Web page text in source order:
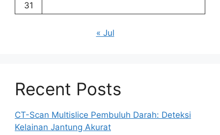
31
« Jul
Recent Posts
CT-Scan Multislice Pembuluh Darah: Deteksi
Kelainan Jantung Akurat